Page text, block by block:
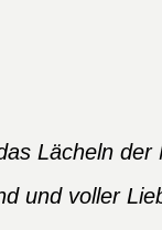
Lächeln der
und voller